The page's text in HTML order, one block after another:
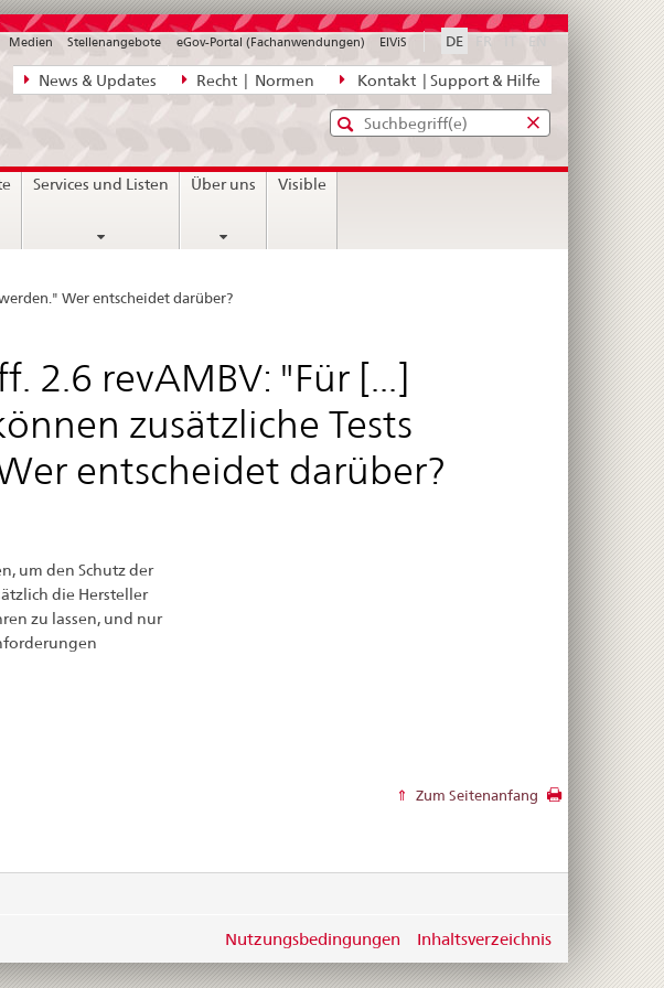
Direktnavigation
News,
Kontakt
News & Updates Recht | Normen Kontakt | Support & Hilfe
DE FRdisabled
disabled
EN disabled
Medien Stellenangebote eGov-Portal (Fachanwendungen) ElViS
Standard-
Suche
Eingabefenster
diefür
Services und Listen Über uns Visible
Wer entscheidet darüber?
2.6 revAMBV: "Für [...]
zusätzliche Tests
entscheidet darüber?
um den Schutz der
die Hersteller
zu lassen, und nur
Zum Seitenanfang
Nutzungsbedingungen Inhaltsverzeichnis